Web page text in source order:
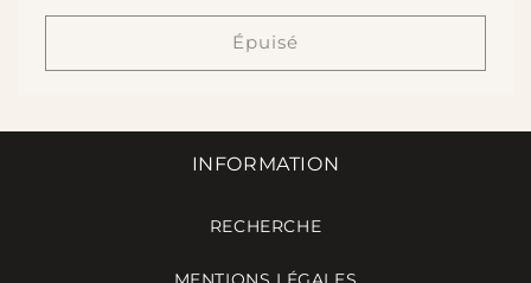
habituel
Épuisé
INFORMATION
RECHERCHE